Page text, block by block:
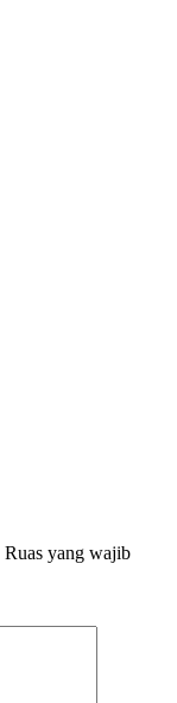
Ruas yang wajib